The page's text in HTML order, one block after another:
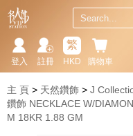
購物車
繁
HKD
註冊
登入
主 頁 天然鑽飾 J
鑽飾 NECKLACE W/
M 18KR 1.88 GM